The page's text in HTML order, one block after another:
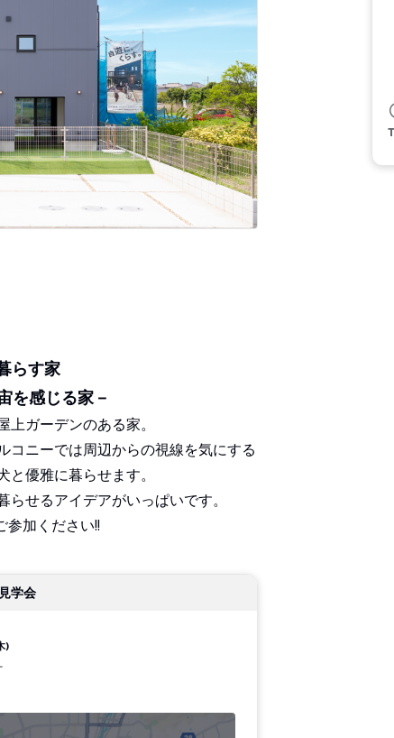
らす家
感じる家－
ガーデンのある家。
コニーでは周辺からの視線を気にする
優雅に暮らせます。
せるアイデアがいっぱいです。
参加ください!!
学会
)